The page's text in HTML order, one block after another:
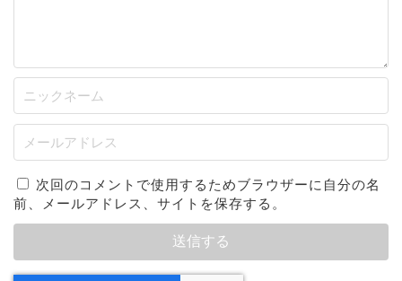
次回のコメントで使用するためブラウザーに自分の名
前、メールアドレス、サイトを保存する。